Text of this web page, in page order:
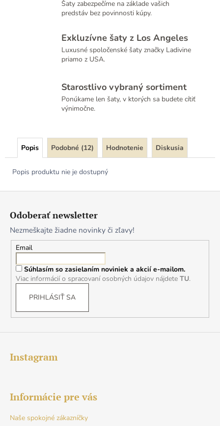
Šaty zabezpečíme na základe vašich
predstáv bez povinnosti kúpy.
Exkluzívne šaty z Los Angeles
Luxusné spoločenské šaty značky Ladivine
priamo z USA.
Starostlivo vybraný sortiment
Ponúkame len šaty, v ktorých sa budete cítiť
výnimočne.
Popis Podobné (12) Hodnotenie Diskusia
Popis produktu nie je dostupný
Odoberať newsletter
Nezmeškajte žiadne novinky či zľavy!
Email
Súhlasím so zasielaním noviniek a akcií e-mailom.
Viac informácií o spracovaní osobných údajov nájdete TU.
PRIHLÁSIŤ SA
Instagram
Informácie pre vás
Naše spokojné zákazníčky